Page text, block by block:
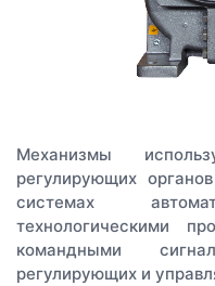
Механизмы
регулирующих
системах
технологическими
командными
регулирующих и